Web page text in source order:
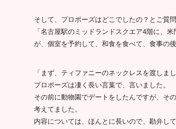
そして、プロポーズはどこでしたの？とご質
「名古屋駅のミッドランドスクエア4階に、
が、個室を予約して、和食を食べて、食事の
「まず、ティファニーのネックレスを渡しまし
プロポーズは凄く長い言葉で、言いました。
その前に動物園でデートをしたんですが、そ
考えてました。
内容については、ほんとに長いので、勘弁し